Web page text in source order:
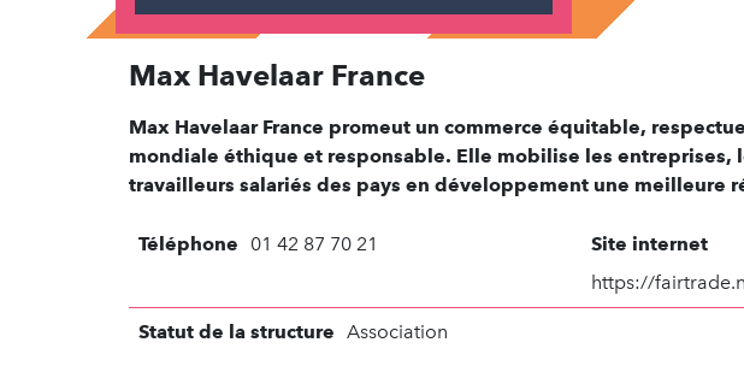
Max Havelaar France
Max Havelaar France promeut un commerce équitable,
mondiale éthique et responsable. Elle mobilise les entreprises,
travailleurs salariés des pays en développement une meilleure
Téléphone 01 42 87 70 21
Site internet
https://
Statut de la structure Association